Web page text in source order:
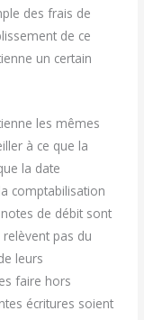
des frais de
de ce
un certain
les mêmes
à ce que la
la date
comptabilisation
de débit sont
pas du
leurs
faire hors
écritures soient